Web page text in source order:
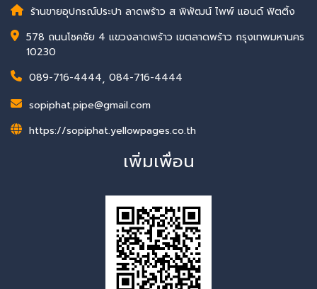
ร้านขายอุปกรณ์ประปา ลาดพร้าว ส พิพัฒน์ ไพพ์ แอนด์ ฟิตติ้ง
578 ถนนโชคชัย 4 แขวงลาดพร้าว เขตลาดพร้าว กรุงเทพมหานคร
10230
089-716-4444, 084-716-4444
sopiphat.pipe@gmail.com
https://sopiphat.yellowpages.co.th
เพิ่มเพื่อน